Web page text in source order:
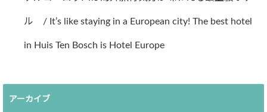
ル / It’s like staying in a European city! The best hotel
in Huis Ten Bosch is Hotel Europe
アーカイブ